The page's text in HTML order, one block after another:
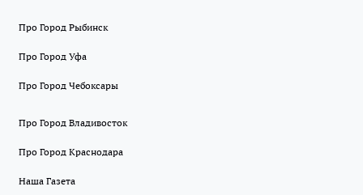
Про Город Рыбинск
Про Город Уфа
Про Город Чебоксары
Про Город Владивосток
Про Город Краснодара
Наша Газета